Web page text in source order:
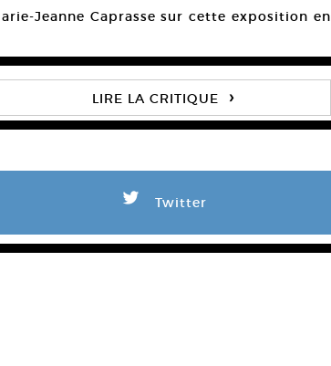
Jeanne Caprasse sur cette exposition en
LIRE LA CRITIQUE ›
L Twitter